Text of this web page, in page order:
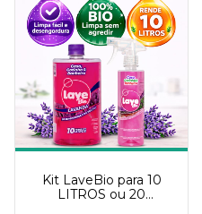
Kit LaveBio para 10
LITROS ou 20